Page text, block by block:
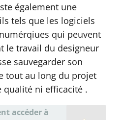
également une
tels que les logiciels
qui peuvent
le travail du designeur
sauvegarder son
tout au long du projet
ni efficacité .
accéder à